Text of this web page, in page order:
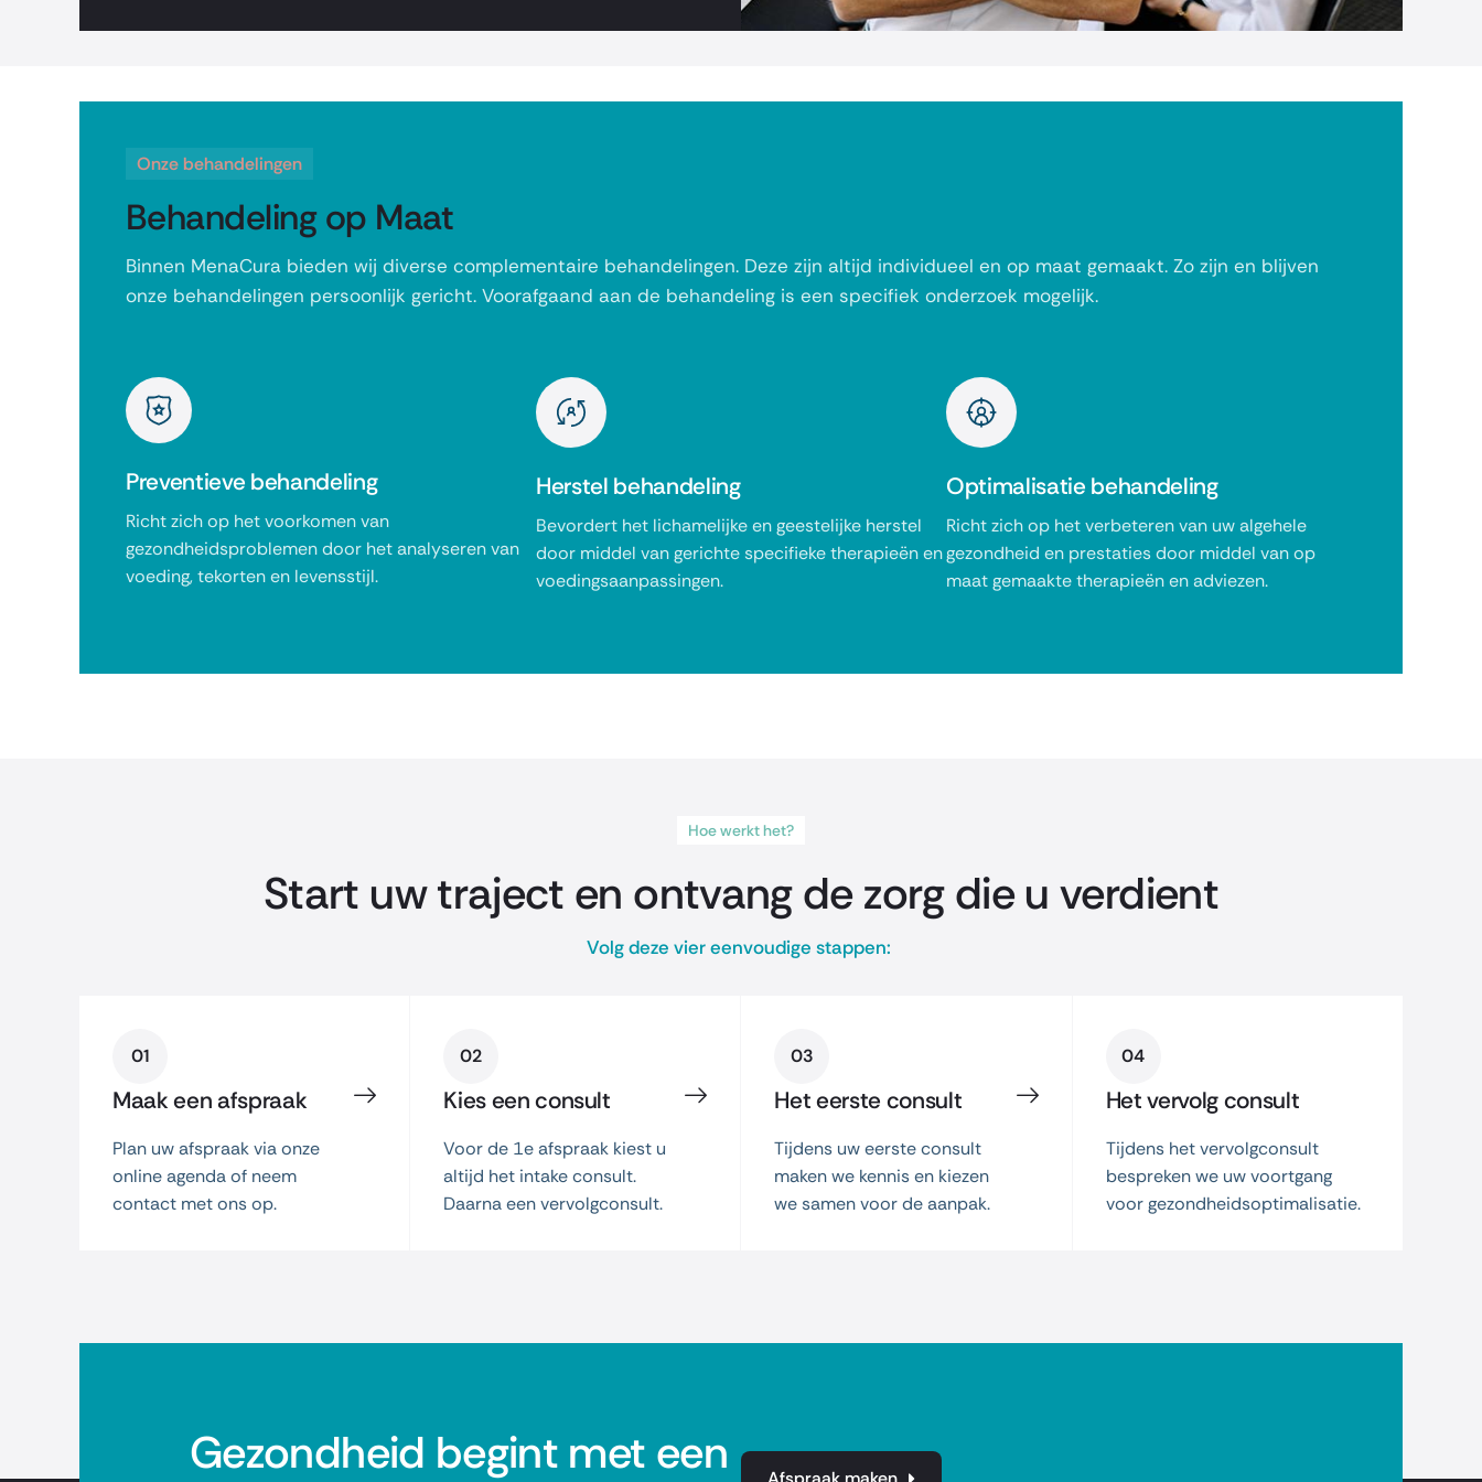
Onze behandelingen
Behandeling op Maat
Binnen MenaCura bieden wij diverse complementaire behandelingen. Deze zijn altijd individueel en op maat gemaakt. Zo zijn en blijven
onze behandelingen persoonlijk gericht. Voorafgaand aan de behandeling is een specifiek onderzoek mogelijk.
Preventieve behandeling
Richt zich op het voorkomen van
gezondheidsproblemen door het analyseren van
voeding, tekorten en levensstijl.
Herstel behandeling
Bevordert het lichamelijke en geestelijke herstel
door middel van gerichte specifieke therapieën en
voedingsaanpassingen.
Optimalisatie behandeling
Richt zich op het verbeteren van uw algehele
gezondheid en prestaties door middel van op
maat gemaakte therapieën en adviezen.
Hoe werkt het?
Start uw traject en ontvang de zorg die u verdient
Volg deze vier eenvoudige stappen:
01
Maak een afspraak
Plan uw afspraak via onze
online agenda of neem
contact met ons op.
02
Kies een consult
Voor de 1e afspraak kiest u
altijd het intake consult.
Daarna een vervolgconsult.
03
Het eerste consult
Tijdens uw eerste consult
maken we kennis en kiezen
we samen voor de aanpak.
04
Het vervolg consult
Tijdens het vervolgconsult
bespreken we uw voortgang
voor gezondheidsoptimalisatie.
Gezondheid begint met een